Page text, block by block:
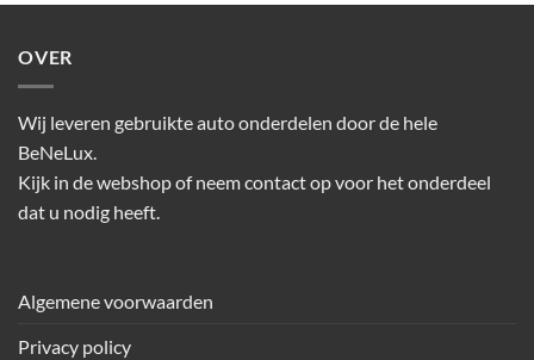
OVER
Wij leveren gebruikte auto onderdelen door de hele
BeNeLux.
Kijk in de webshop of neem contact op voor het onderdeel
dat u nodig heeft.
Algemene voorwaarden
Privacy policy